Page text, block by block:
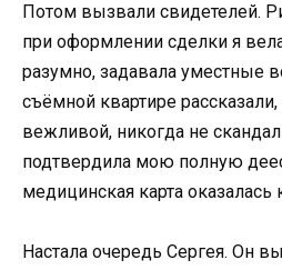
Потом вызвали свидетелей.
при оформлении сделки я
разумно, задавала уместные
съёмной квартире
вежливой, никогда не
подтвердила мою полную
медицинская карта оказалась
Настала очередь Сергея. Он